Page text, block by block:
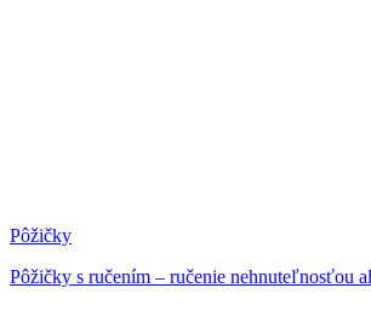
Pôžičky
Pôžičky s ručením – ručenie nehnuteľnosťou